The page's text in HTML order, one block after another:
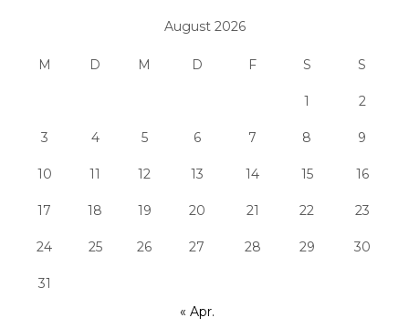
August 2026
M D M D F S S
1 2
3 4 5 6 7 8 9
10 11 12 13 14 15 16
17 18 19 20 21 22 23
24 25 26 27 28 29 30
31
« Apr.